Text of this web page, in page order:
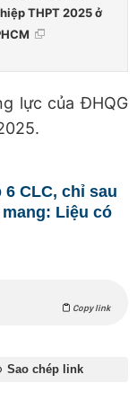
THPT 2025 ở
lực của ĐHQG
CLC, chỉ sau
Liệu có
Copy link
Sao chép link